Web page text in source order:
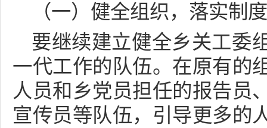
（一）健全组织，落实制度
要继续建立健全乡关工委
一代工作的队伍。在原有的
人员和乡党员担任的报告员
宣传员等队伍，引导更多的